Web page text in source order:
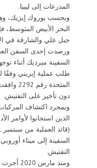
المدرعات إلى ليبيا.
وبحسب يوروك إيزيك،
البحر الأبيض
جبل علي والشارقة في
ورصدت إحدى السفن
السفينة ميرديك أثناء
طلب عملية إيريني وفقًا
دون تأخير على التفتيش.
وبمجرد اكتشاف
الذين استجابوا لأوامر
السفينة إلى ميناء
التفتيش.